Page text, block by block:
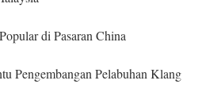
di Pasaran China
Pengembangan Pelabuhan Klang